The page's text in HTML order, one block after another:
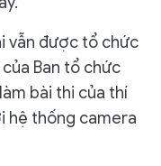
vẫn được tổ chức
Ban tổ chức
bài thi của thí
hệ thống camera